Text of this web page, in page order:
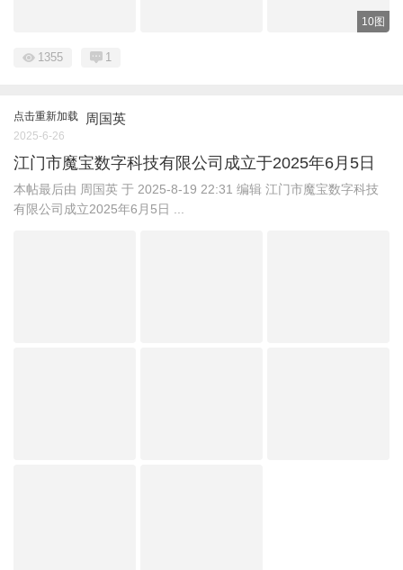
10图
1355 1
点击重新加载 周国英
2025-6-26
江门市魔宝数字科技有限公司成立于2025年6月5日
本帖最后由 周国英 于 2025-8-19 22:31 编辑 江门市魔宝数字科技
有限公司成立2025年6月5日 ...